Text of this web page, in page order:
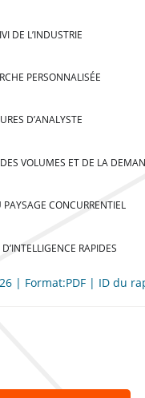
DE L’INDUSTRIE
PERSONNALISÉE
D’ANALYSTE
VOLUMES ET DE LA
CONCURRENTIEL
RAPIDES
| Format:PDF | ID du